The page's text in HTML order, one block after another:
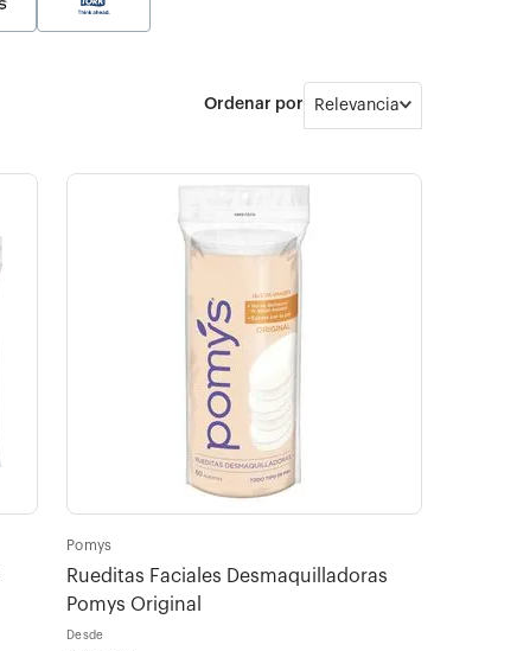
Relevancia
Pomys
Rueditas Faciales Desmaquilladoras
Pomys Original
Desde